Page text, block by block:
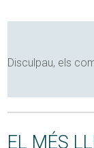
Disculpau, els
EL MÉS